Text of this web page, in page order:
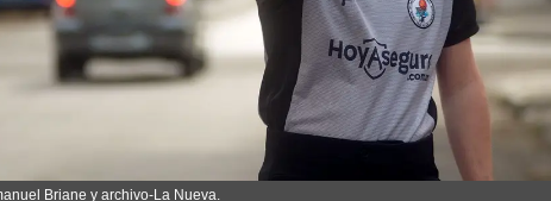
Turismo
Salud
Es viral
Briane y archivo-La Nueva.